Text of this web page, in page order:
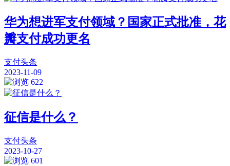
华为想进军支付领域？国家正式批准，花
瓣支付成功更名
支付头条
2023-11-09
622
征信是什么？
支付头条
2023-10-27
601